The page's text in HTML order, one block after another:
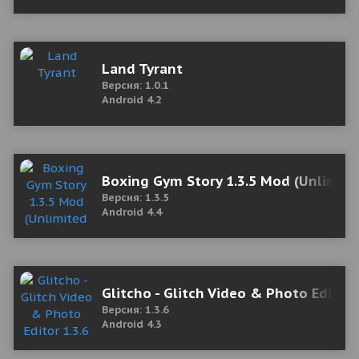
Land Tyrant
Версия: 1.0.1
Android 4.2
Boxing Gym Story 1.3.5 Mod
Версия: 1.3.5
Android 4.4
Glitcho - Glitch Video & Photo Editor
Версия: 1.3.6
Android 4.3